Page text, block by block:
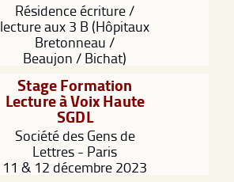
Résidence écriture /
lecture aux 3 B (Hôpitaux
Bretonneau /
Beaujon / Bichat)
Stage Formation
Lecture à Voix Haute
SGDL
Société des Gens de
Lettres - Paris
11 & 12 décembre 2023